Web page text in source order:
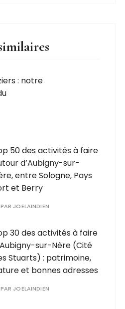
: notre
50 des activités à faire
d’Aubigny-sur-
entre Sologne, Pays
et Berry
PAR JOELAINDIEN
30 des activités à faire
sur-Nère (Cité
Stuarts) : patrimoine,
et bonnes adresses
PAR JOELAINDIEN